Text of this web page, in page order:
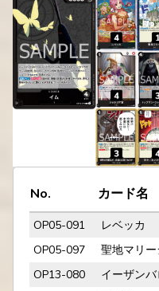
No. カード名
OP05-091 レベッカ
OP05-097
聖地マリ
OP13-080
イーザン